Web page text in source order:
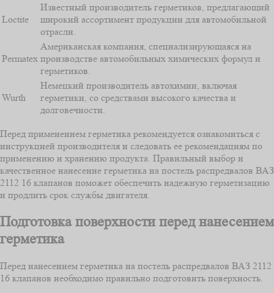
Loctite
Известный производитель герметиков, предлагающий
широкий ассортимент продукции для автомобильной
отрасли.
Permatex
Американская компания, специализирующаяся на
производстве автомобильных химических формул и
герметиков.
Wurth
Немецкий производитель автохимии, включая
герметики, со средствами высокого качества и
долговечности.
Перед применением герметика рекомендуется ознакомиться с
инструкцией производителя и следовать ее рекомендациям по
применению и хранению продукта. Правильный выбор и
качественное нанесение герметика на постель распредвалов ВАЗ
2112 16 клапанов поможет обеспечить надежную герметизацию
и продлить срок службы двигателя.
Подготовка поверхности перед нанесением
герметика
Перед нанесением герметика на постель распредвалов ВАЗ 2112
16 клапанов необходимо правильно подготовить поверхность.